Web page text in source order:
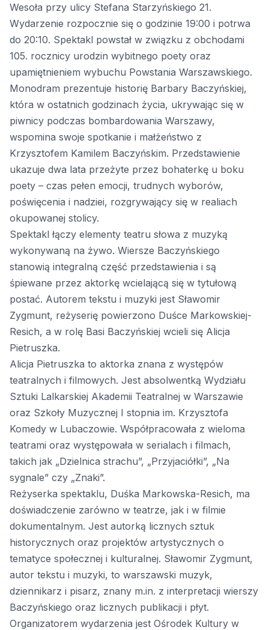
Wesoła przy ulicy Stefana Starzyńskiego 21.
Wydarzenie rozpocznie się o godzinie 19:00 i potrwa
do 20:10. Spektakl powstał w związku z obchodami
105. rocznicy urodzin wybitnego poety oraz
upamiętnieniem wybuchu Powstania Warszawskiego.
Monodram prezentuje historię Barbary Baczyńskiej,
która w ostatnich godzinach życia, ukrywając się w
piwnicy podczas bombardowania Warszawy,
wspomina swoje spotkanie i małżeństwo z
Krzysztofem Kamilem Baczyńskim. Przedstawienie
ukazuje dwa lata przeżyte przez bohaterkę u boku
poety – czas pełen emocji, trudnych wyborów,
poświęcenia i nadziei, rozgrywający się w realiach
okupowanej stolicy.
Spektakl łączy elementy teatru słowa z muzyką
wykonywaną na żywo. Wiersze Baczyńskiego
stanowią integralną część przedstawienia i są
śpiewane przez aktorkę wcielającą się w tytułową
postać. Autorem tekstu i muzyki jest Sławomir
Zygmunt, reżyserię powierzono Duśce Markowskiej-
Resich, a w rolę Basi Baczyńskiej wcieli się Alicja
Pietruszka.
Alicja Pietruszka to aktorka znana z występów
teatralnych i filmowych. Jest absolwentką Wydziału
Sztuki Lalkarskiej Akademii Teatralnej w Warszawie
oraz Szkoły Muzycznej I stopnia im. Krzysztofa
Komedy w Lubaczowie. Współpracowała z wieloma
teatrami oraz występowała w serialach i filmach,
takich jak „Dzielnica strachu”, „Przyjaciółki”, „Na
sygnale” czy „Znaki”.
Reżyserka spektaklu, Duśka Markowska-Resich, ma
doświadczenie zarówno w teatrze, jak i w filmie
dokumentalnym. Jest autorką licznych sztuk
historycznych oraz projektów artystycznych o
tematyce społecznej i kulturalnej. Sławomir Zygmunt,
autor tekstu i muzyki, to warszawski muzyk,
dziennikarz i pisarz, znany m.in. z interpretacji wierszy
Baczyńskiego oraz licznych publikacji i płyt.
Organizatorem wydarzenia jest Ośrodek Kultury w